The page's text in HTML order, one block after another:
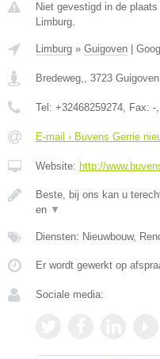
Niet gevestigd in de
Limburg.
Limburg » Guigoven
Bredeweg,, 3723 Guigoven
Tel: +32468259274, Fax: -
E-mail › Buvens Gerrie
Website: http://
Beste, bij ons kan u
en ▼
Diensten: Nieuwbouw,
Er wordt gewerkt op
Sociale media: